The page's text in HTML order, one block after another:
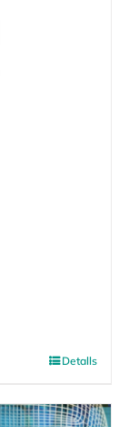
Detalls